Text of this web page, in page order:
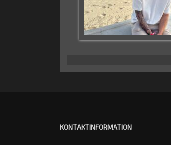
KONTAKTINFORMATION